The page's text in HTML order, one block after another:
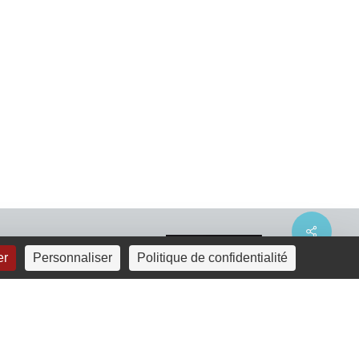
Share
Personnaliser Politique de confidentialité